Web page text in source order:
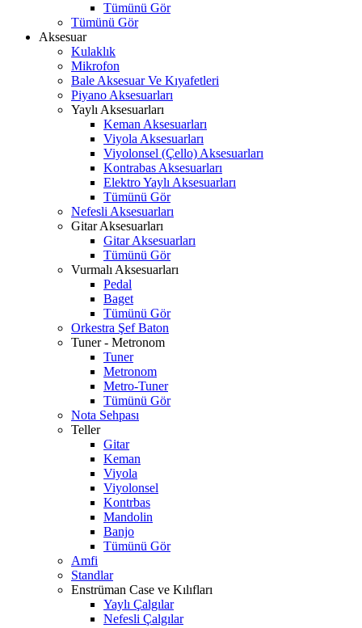
Tümünü Gör
Tümünü Gör
Aksesuar
Kulaklık
Mikrofon
Bale Aksesuar Ve Kıyafetleri
Piyano Aksesuarları
Yaylı Aksesuarları
Keman Aksesuarları
Viyola Aksesuarları
Viyolonsel (Çello) Aksesuarları
Kontrabas Aksesuarları
Elektro Yaylı Aksesuarları
Tümünü Gör
Nefesli Aksesuarları
Gitar Aksesuarları
Gitar Aksesuarları
Tümünü Gör
Vurmalı Aksesuarları
Pedal
Baget
Tümünü Gör
Orkestra Şef Baton
Tuner - Metronom
Tuner
Metronom
Metro-Tuner
Tümünü Gör
Nota Sehpası
Teller
Gitar
Keman
Viyola
Viyolonsel
Kontrbas
Mandolin
Banjo
Tümünü Gör
Amfi
Standlar
Enstrüman Case ve Kılıfları
Yaylı Çalgılar
Nefesli Çalgılar